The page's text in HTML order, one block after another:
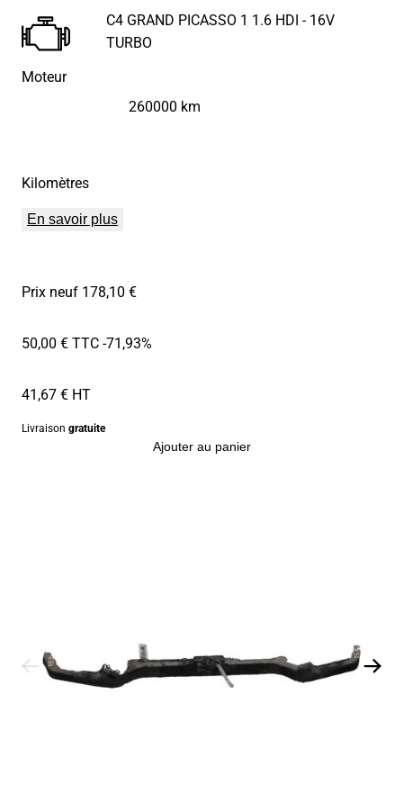
Moteur
C4 GRAND PICASSO 1 1.6 HDI - 16V
TURBO
Kilomètres
260000 km
En savoir plus
Prix neuf 178,10 €
50,00 € TTC-71,93%
41,67 € HT
Livraison gratuite
Ajouter au panier